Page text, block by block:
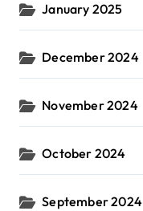
January 2025
December 2024
November 2024
October 2024
September 2024